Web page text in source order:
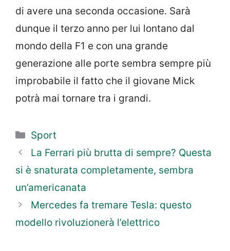
di avere una seconda occasione. Sarà
dunque il terzo anno per lui lontano dal
mondo della F1 e con una grande
generazione alle porte sembra sempre più
improbabile il fatto che il giovane Mick
potrà mai tornare tra i grandi.
Categorie
Sport
La Ferrari più brutta di sempre? Questa
si è snaturata completamente, sembra
un’americanata
Mercedes fa tremare Tesla: questo
modello rivoluzionerà l’elettrico